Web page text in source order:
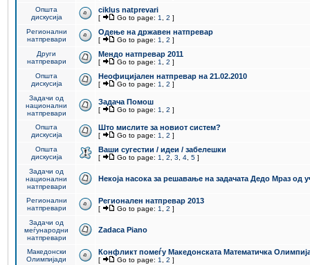
Општа
дискусија
ciklus natprevari
[ Go to page: 1 2 ]
Регионални
натпревари
Одење на државен натпревар
[ Go to page: 1 2 ]
Други
натпревари
Мендо натпревар 2011
[ Go to page: 1 2 ]
Општа
дискусија
Неофицијален натпревар на 21.02.2010
[ Go to page: 1 2 ]
Задачи од
национални
натпревари
Задача Помош
[ Go to page: 1 2 ]
Општа
дискусија
Што мислите за новиот систем?
[ Go to page: 1 2 ]
Општа
дискусија
Ваши сугестии / идеи / забелешки
[ Go to page: 1 2 3 4 5 ]
Задачи од
национални
натпревари
Некоја насока за решавање на задачата Дедо Мраз од
Регионални
натпревари
Регионален натпревар 2013
[ Go to page: 1 2 ]
Задачи од
меѓународни
натпревари
Zadaca Piano
Македонски
Олимпијади
Конфликт помеѓу Македонската Математичка
[ Go to page: 1 2 ]